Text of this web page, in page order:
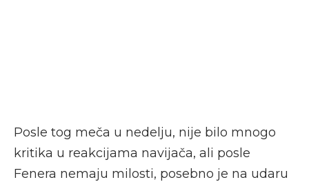
Posle tog meča u nedelju, nije bilo mnogo
kritika u reakcijama navijača, ali posle
Fenera nemaju milosti, posebno je na udaru